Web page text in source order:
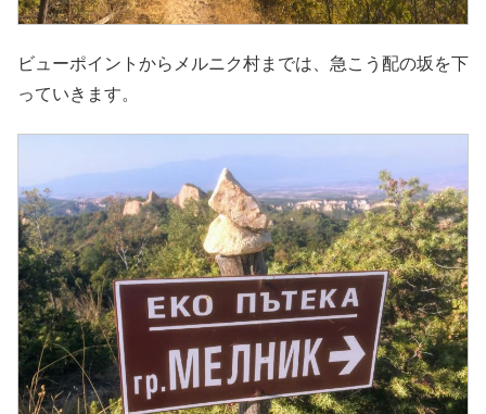
ビューポイントからメルニク村までは、急こう配の坂を下
っていきます。